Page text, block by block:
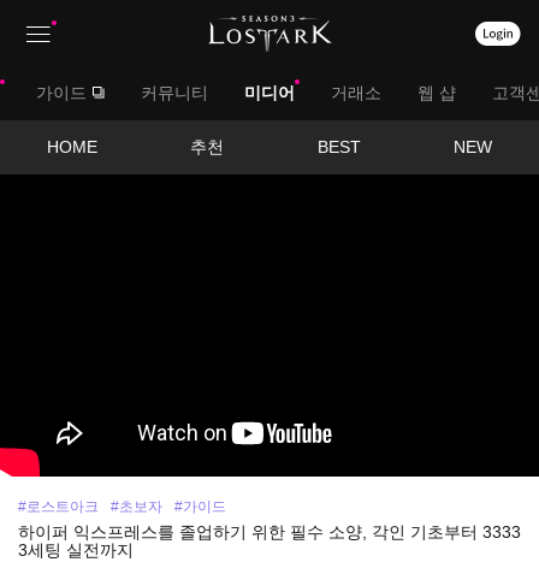
상
대
가이드 커뮤니티 미디어 거래소 웹 샵 고객
HOME 추천 BEST NEW
#로스트아크 #초보자 #가이드
하이퍼 익스프레스를 졸업하기 위한 필수 소양, 각인 기초부터 3333
3세팅 실전까지